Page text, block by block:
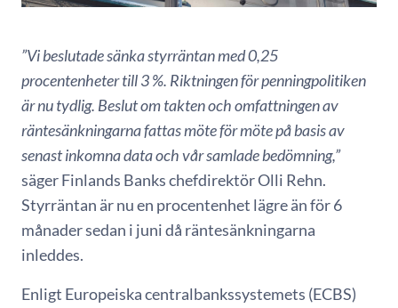
”Vi beslutade sänka styrräntan med 0,25
procentenheter till 3 %. Riktningen för penningpolitiken
är nu tydlig. Beslut om takten och omfattningen av
räntesänkningarna fattas möte för möte på basis av
senast inkomna data och vår samlade bedömning,”
säger Finlands Banks chefdirektör Olli Rehn.
Styrräntan är nu en procentenhet lägre än för 6
månader sedan i juni då räntesänkningarna
inleddes.
Enligt Europeiska centralbankssystemets (ECBS)